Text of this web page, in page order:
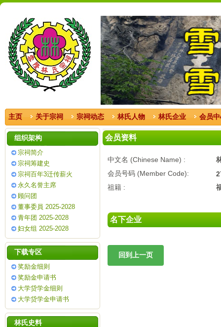
主页 关于宗祠 宗祠动态 林氏人物 林氏企业 会员
组织架构
宗祠简介
宗祠筹建史
宗祠百年3迁传薪火
永久名誉主席
顾问团
董事委員 2025-2028
青年团 2025-2028
妇女组 2025-2028
下载专区
奖励金细则
奖励金申请书
大学贷学金细则
大学贷学金申请书
林氏史料
会员资料
中文名 (Chinese Name) :
会员号码 (Member Code):
祖籍 :
名下企业